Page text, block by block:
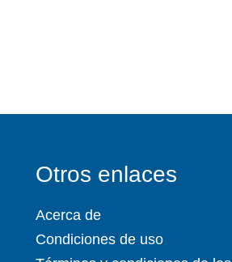
Otros enlaces
Acerca de
Condiciones de uso